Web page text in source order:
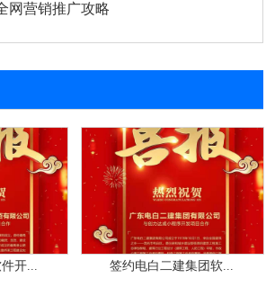
网营销推广攻略
开... 签约电白二建集团软...